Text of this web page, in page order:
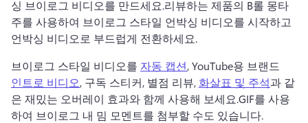
싱 브이로그 비디오를 만드세요.리뷰하는 제품의 B롤 몽타
주를 사용하여 브이로그 스타일 언박싱 비디오를 시작하고
언박싱 비디오로 부드럽게 전환하세요.
브이로그 스타일 비디오를 자동 캡션, YouTube용 브랜드
인트로 비디오, 구독 스티커, 별점 리뷰, 화살표 및 주석과 같
은 재밌는 오버레이 효과와 함께 사용해 보세요.GIF를 사용
하여 브이로그 내 밈 모멘트를 첨부할 수도 있습니다.